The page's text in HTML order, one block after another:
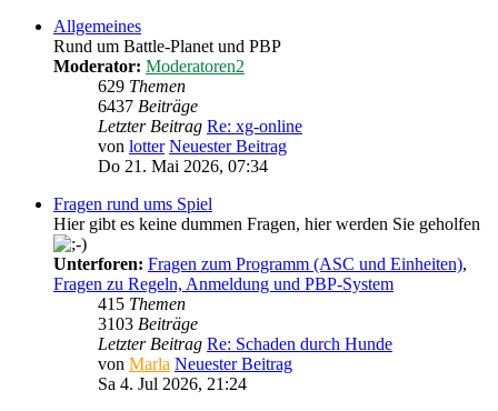
Allgemeines
Rund um Battle-Planet und PBP
Moderator: Moderatoren2
629 Themen
6437 Beiträge
Letzter Beitrag Re: xg-online
von lotter Neuester Beitrag
Do 21. Mai 2026, 07:34
Fragen rund ums Spiel
Hier gibt es keine dummen Fragen, hier werden Sie geholfen
Unterforen: Fragen zum Programm (ASC und Einheiten),
Fragen zu Regeln, Anmeldung und PBP-System
415 Themen
3103 Beiträge
Letzter Beitrag Re: Schaden durch Hunde
von Marla Neuester Beitrag
Sa 4. Jul 2026, 21:24